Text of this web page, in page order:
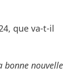
que va-t-il
bonne nouvelle